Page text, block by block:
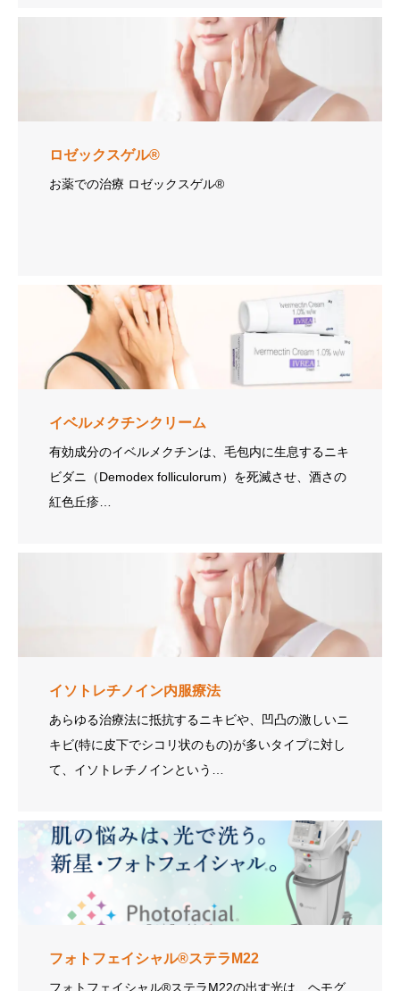
ロゼックスゲル®
お薬での治療 ロゼックスゲル®
イベルメクチンクリーム
有効成分のイベルメクチンは、毛包内に生息するニキ
ビダニ（Demodex folliculorum）を死滅させ、酒さの
紅色丘疹…
イソトレチノイン内服療法
あらゆる治療法に抵抗するニキビや、凹凸の激しいニ
キビ(特に皮下でシコリ状のもの)が多いタイプに対し
て、イソトレチノインという…
フォトフェイシャル®ステラM22
フォトフェイシャル®ステラM22の出す光は、ヘモグ